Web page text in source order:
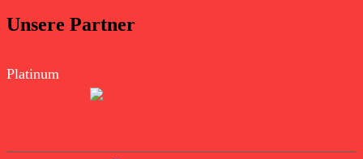
Unsere Partner
Platinum